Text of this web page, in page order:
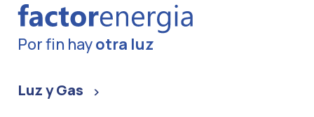
Por fin hayotra luz
Luz y Gas